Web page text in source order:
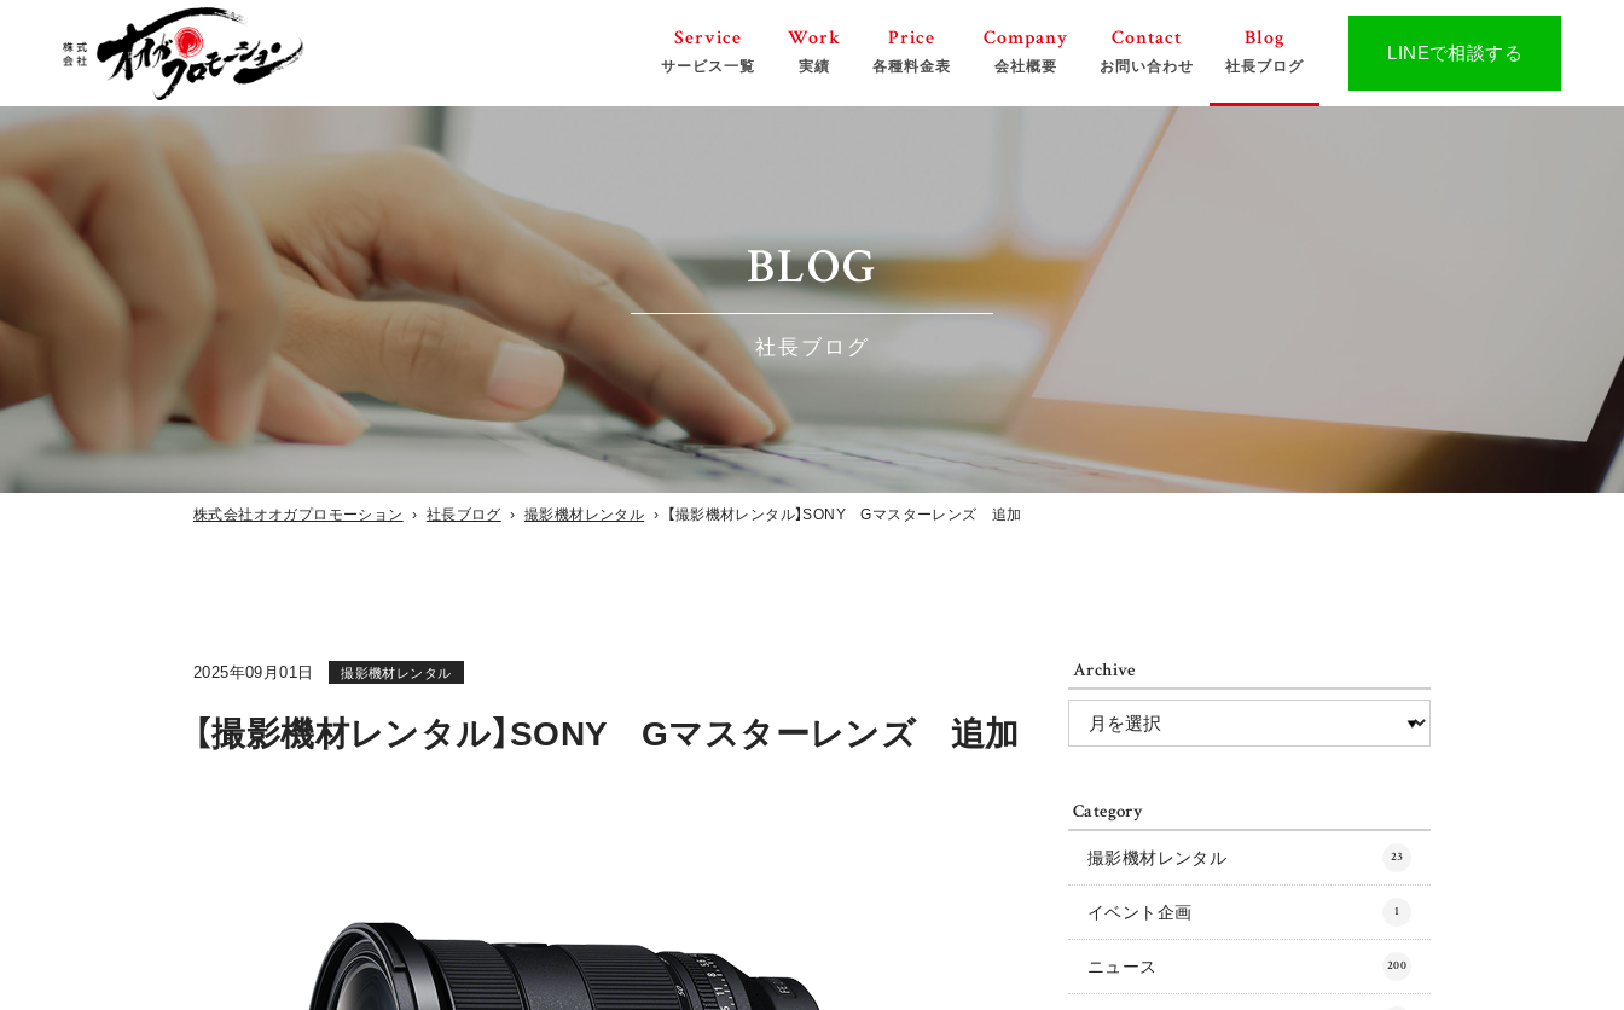
LINEで相談する
Service
サービス一覧
イベント企画・経営コンサル ホームページ制作 少年野球大会主催
はしご車・救急車レンタル 撮影機材レンタル
Work
実績
Price
各種料金表
Company
会社概要
Contact
お問い合わせ
Blog
社長ブログ
BLOG
社長ブログ
株式会社オオガプロモーション › 社長ブログ › 撮影機材レンタル › 【撮影機材レンタル】SONY Gマスターレンズ 追加
2025年09月01日 撮影機材レンタル
【撮影機材レンタル】SONY Gマスターレンズ 追加
Archive
Category
撮影機材レンタル 23
イベント企画 1
ニュース 200